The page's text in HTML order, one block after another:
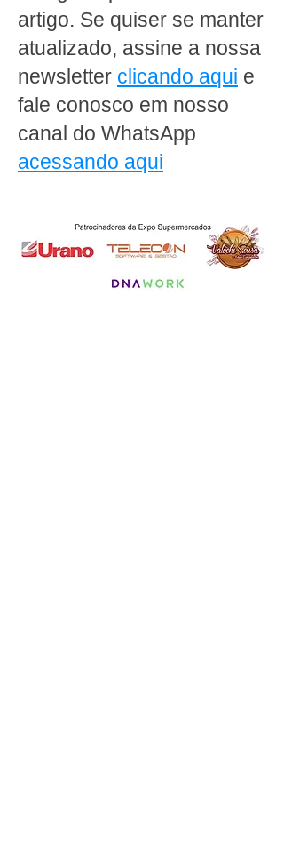
artigo. Se quiser se manter
atualizado, assine a nossa
newsletter clicando aqui e
fale conosco em nosso
canal do WhatsApp
acessando aqui